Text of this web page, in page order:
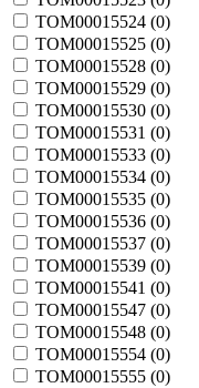
TOM00015524 (0)
TOM00015525 (0)
TOM00015528 (0)
TOM00015529 (0)
TOM00015530 (0)
TOM00015531 (0)
TOM00015533 (0)
TOM00015534 (0)
TOM00015535 (0)
TOM00015536 (0)
TOM00015537 (0)
TOM00015539 (0)
TOM00015541 (0)
TOM00015547 (0)
TOM00015548 (0)
TOM00015554 (0)
TOM00015555 (0)